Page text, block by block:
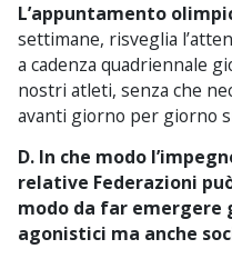
L’appuntamento
settimane, risveglia
a cadenza quadriennale
nostri atleti, senza che
avanti giorno per giorno
D. In che modo
relative Federazioni
modo da far emergere
agonistici ma anche